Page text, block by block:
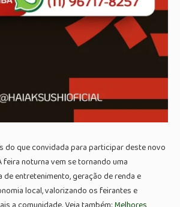
do que convidada para participar deste novo
feira noturna vem se tornando uma
entretenimento, geração de renda e
local, valorizando os feirantes e